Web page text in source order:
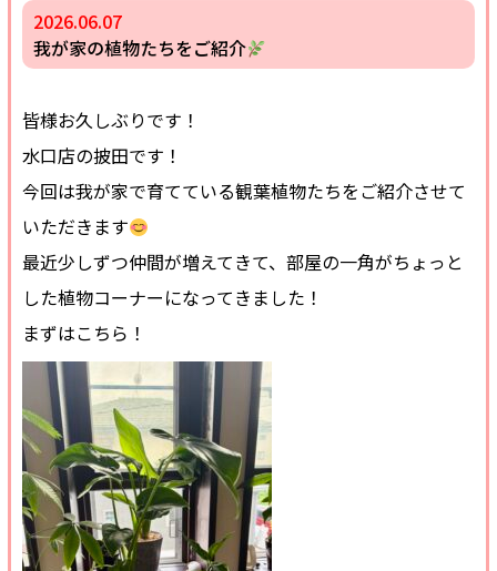
2026.06.07
我が家の植物たちをご紹介
皆様お久しぶりです！
水口店の披田です！
今回は我が家で育てている観葉植物たちをご紹介させて
いただきます
最近少しずつ仲間が増えてきて、部屋の一角がちょっと
した植物コーナーになってきました！
まずはこちら！